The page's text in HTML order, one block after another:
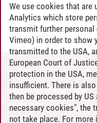
Andreea Tribel 30.06.2024
CONTACT
LEUPHANA AS EMPLOYER
INTRANET
SITE NOTICE
We use cookies that are
Analytics which store
transmit further personal
Vimeo) in order to show
transmitted to the USA,
European Court of
protection in the USA,
insufficient. There is
then be processed by
necessary cookies", the
not take place. For